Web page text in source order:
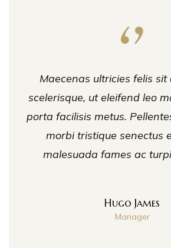
Maecenas ultricies felis
scelerisque, ut eleifend leo
porta facilisis metus.
morbi tristique senectus
malesuada fames ac
Hugo James
Manager